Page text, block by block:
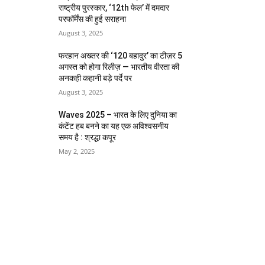
राष्ट्रीय पुरस्कार, ‘12th फेल’ में दमदार
परफॉर्मेंस की हुई सराहना
August 3, 2025
फरहान अख्तर की ‘120 बहादुर’ का टीज़र 5
अगस्त को होगा रिलीज़ — भारतीय वीरता की
अनकही कहानी बड़े पर्दे पर
August 3, 2025
Waves 2025 – भारत के लिए दुनिया का
कंटेंट हब बनने का यह एक अविश्वसनीय
समय है : श्रद्धा कपूर
May 2, 2025